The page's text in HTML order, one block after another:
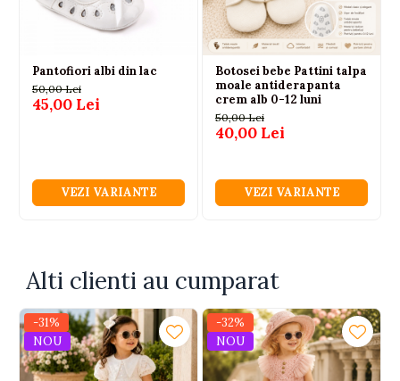
Pantofiori albi din lac
50,00 Lei
45,00 Lei
VEZI VARIANTE
Botosei bebe Pattini talpa
moale antiderapanta
crem alb 0-12 luni
50,00 Lei
40,00 Lei
VEZI VARIANTE
Alti clienti au cumparat
-31%
NOU
-32%
NOU